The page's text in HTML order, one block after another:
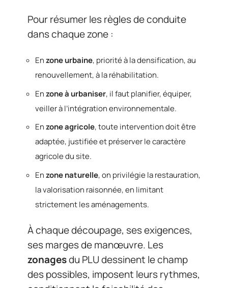
Pour résumer les règles de conduite
dans chaque zone :
Enzone urbaine, priorité à la densification, au
renouvellement, à la réhabilitation.
Enzone à urbaniser, il faut planifier, équiper,
veiller à l’intégration environnementale.
Enzone agricole, toute intervention doit être
adaptée, justifiée et préserver le caractère
agricole du site.
Enzone naturelle, on privilégie la restauration,
la valorisation raisonnée, en limitant
strictement les aménagements.
À chaque découpage, ses exigences,
ses marges de manœuvre. Les
zonagesdu PLU dessinent le champ
des possibles, imposent leurs rythmes,